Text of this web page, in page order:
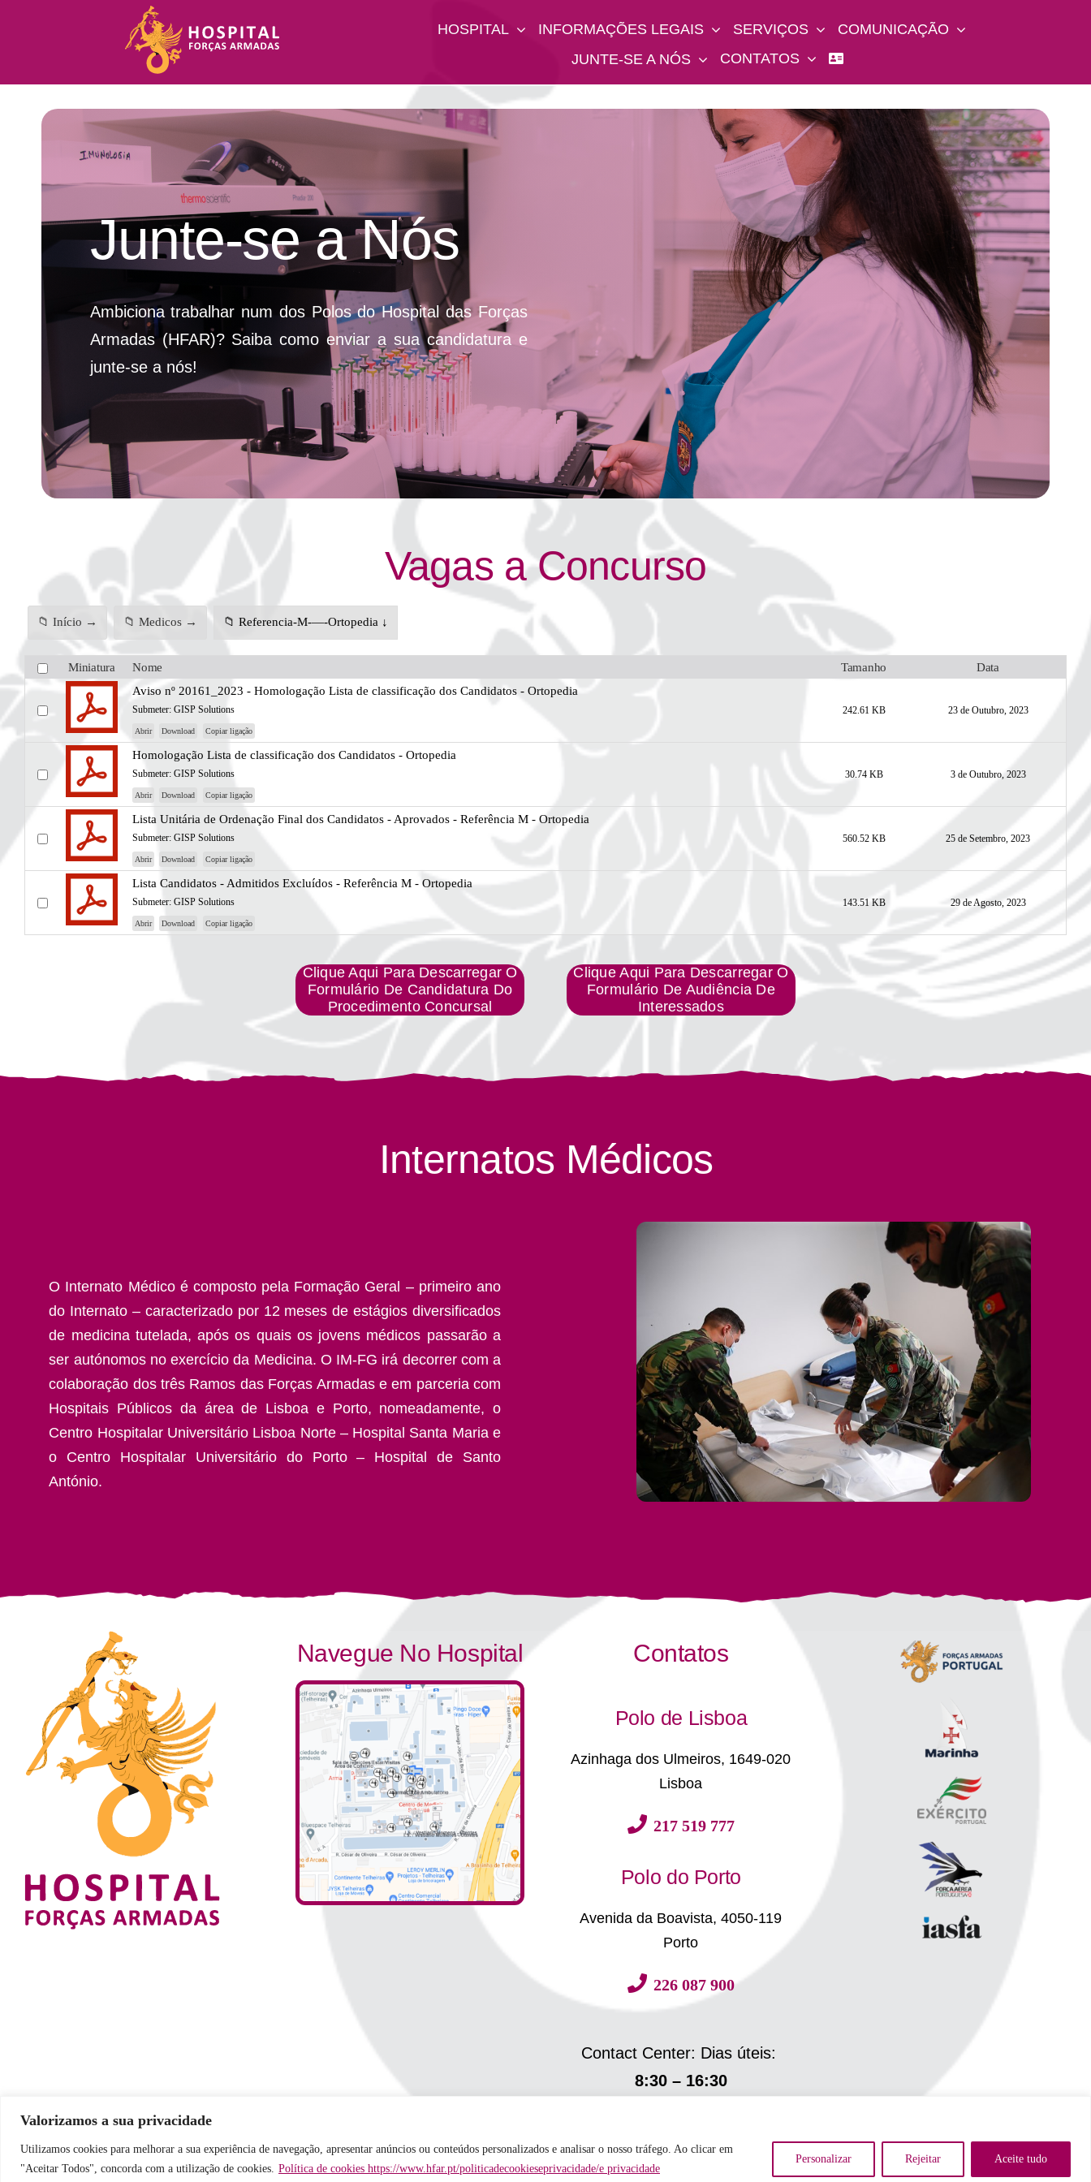
Valorizamos a sua privacidade
Utilizamos cookies para melhorar a sua experiência de navegação, apresentar anúncios ou conteúdos personalizados e analisar o nosso tráfego. Ao clicar em
"Aceitar Todos", concorda com a utilização de cookies. Política de cookies https://www.hfar.pt/politicadecookieseprivacidade/e privacidade
Personalizar Rejeitar Aceite tudo
HOSPITAL INFORMAÇÕES LEGAIS SERVIÇOS
COMUNICAÇÃO
JUNTE-SE A NÓS
CONTATOS
Junte-se a Nós
Ambiciona trabalhar num dos Polos do Hospital das Forças
Armadas (HFAR)? Saiba como enviar a sua candidatura e
junte-se a nós!
Vagas a Concurso
📁 Início → 📁 Medicos → 📁 Referencia-M-—-Ortopedia ↓
Miniatura Nome Tamanho
Data
Aviso nº 20161_2023 - Homologação Lista de classificação dos Candidatos - Ortopedia
Submeter: GISP Solutions
Abrir Download Copiar ligação
242.61 KB 23 de Outubro, 2023
Homologação Lista de classificação dos Candidatos - Ortopedia
Submeter: GISP Solutions
Abrir Download Copiar ligação
30.74 KB 3 de Outubro, 2023
Lista Unitária de Ordenação Final dos Candidatos - Aprovados - Referência M - Ortopedia
Submeter: GISP Solutions
Abrir Download Copiar ligação
560.52 KB 25 de Setembro, 2023
Lista Candidatos - Admitidos Excluídos - Referência M - Ortopedia
Submeter: GISP Solutions
Abrir Download Copiar ligação
143.51 KB 29 de Agosto, 2023
Clique Aqui Para Descarregar O
Formulário De Candidatura Do
Procedimento Concursal
Clique Aqui Para Descarregar O
Formulário De Audiência De
Interessados
Internatos Médicos
O Internato Médico é composto pela Formação Geral – primeiro ano
do Internato – caracterizado por 12 meses de estágios diversificados
de medicina tutelada, após os quais os jovens médicos passarão a
ser autónomos no exercício da Medicina. O IM-FG irá decorrer com a
colaboração dos três Ramos das Forças Armadas e em parceria com
Hospitais Públicos da área de Lisboa e Porto, nomeadamente, o
Centro Hospitalar Universitário Lisboa Norte – Hospital Santa Maria e
o Centro Hospitalar Universitário do Porto – Hospital de Santo
António.
Navegue No Hospital Contatos
Polo de Lisboa
Azinhaga dos Ulmeiros, 1649-020
Lisboa
217 519 777
Polo do Porto
Avenida da Boavista, 4050-119
Porto
226 087 900
Contact Center: Dias úteis:
8:30 – 16:30